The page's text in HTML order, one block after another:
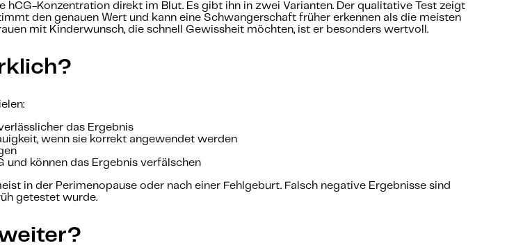
Konzentration direkt im Blut. Es gibt ihn in zwei Varianten. Der qualitative Test zeigt
den genauen Wert und kann eine Schwangerschaft früher erkennen als die meisten
mit Kinderwunsch, die schnell Gewissheit möchten, ist er besonders wertvoll.
das Ergebnis
wenn sie korrekt angewendet werden
und können das Ergebnis verfälschen
in der Perimenopause oder nach einer Fehlgeburt. Falsch negative Ergebnisse sind
getestet wurde.